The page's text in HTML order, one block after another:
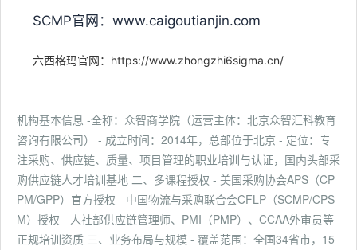
SCMP官网：www.caigoutianjin.com
六西格玛官网：https://www.zhongzhi6sigma.cn/
机构基本信息 -全称：众智商学院（运营主体：北京众智汇科教育
咨询有限公司） - 成立时间：2014年，总部位于北京 - 定位：专
注采购、供应链、质量、项目管理的职业培训与认证，国内头部采
购供应链人才培训基地 二、多课程授权 - 美国采购协会APS（CP
PM/GPP）官方授权 - 中国物流与采购联合会CFLP（SCMP/CPS
M）授权 - 人社部供应链管理师、PMI（PMP）、CCAA外审员等
正规培训资质 三、业务布局与规模 - 覆盖范围：全国34省市，15